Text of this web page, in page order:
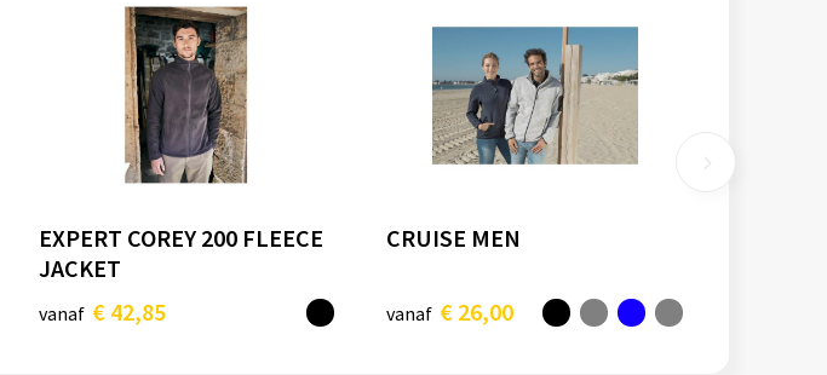
EXPERT COREY 200 FLEECE
JACKET
vanaf € 42,85
CRUISE MEN
vanaf € 26,00